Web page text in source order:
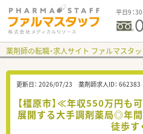
平日9：
薬剤師の転職・求人サイト ファルマスタ
更新日： 2026/07/23 薬剤師求人ID： 662383
【橿原市】≪年収550万円も
展開する大手調剤薬局◎年
徒歩